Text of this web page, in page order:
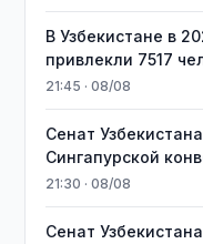
В Узбекистане в
привлекли 7517
21:45 · 08/08
Сенат
Сингапурской
21:30 · 08/08
Сенат